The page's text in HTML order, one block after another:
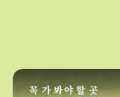
꼭 가 봐야 할 곳